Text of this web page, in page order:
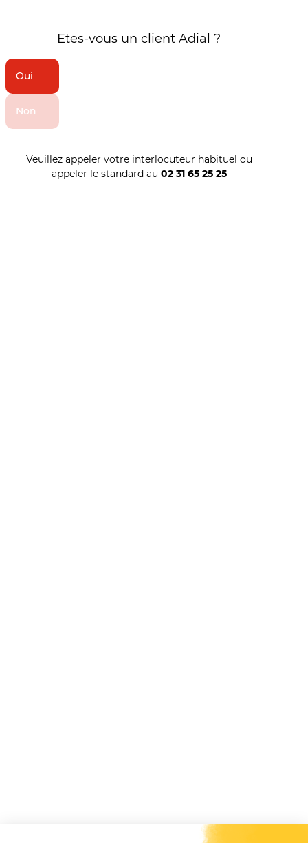
Etes-vous un client Adial ?
Oui
Non
Veuillez appeler votre interlocuteur habituel ou
appeler le standard au 02 31 65 25 25